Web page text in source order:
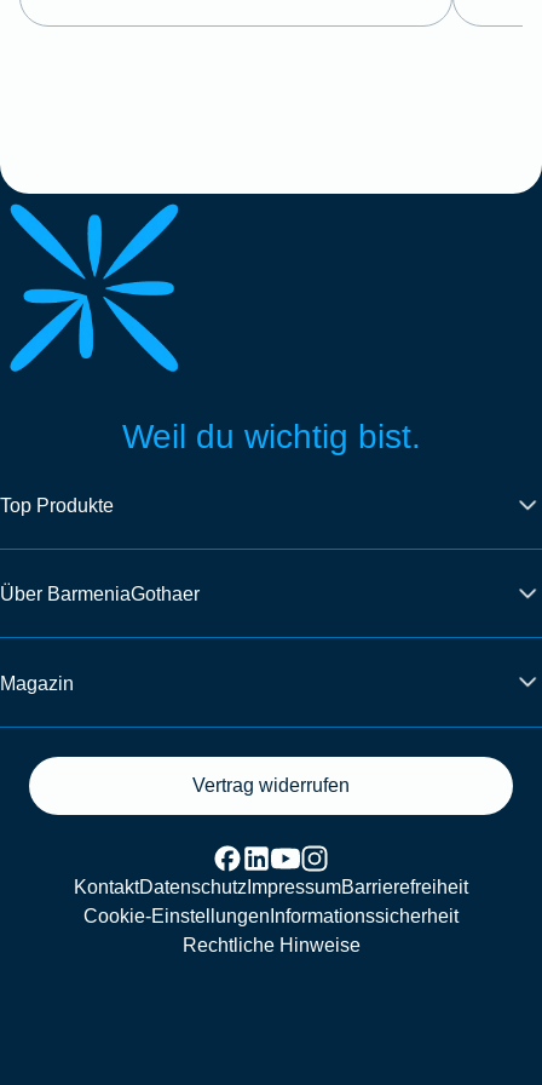
Weil du wichtig bist.
Top Produkte
Über BarmeniaGothaer
Magazin
Vertrag widerrufen
KontaktDatenschutz ImpressumBarrierefreiheit
Cookie-Einstellungen Informationssicherheit
Rechtliche Hinweise